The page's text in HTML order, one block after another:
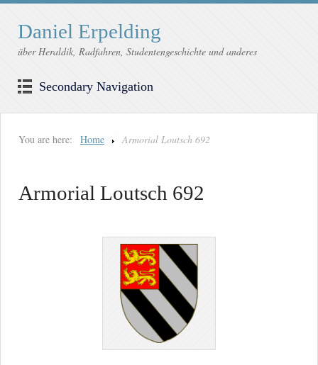
Daniel Erpelding
über Heraldik, Radfahren, Studentengeschichte und anderes
Secondary Navigation
You are here: Home Armorial Loutsch 692
Armorial Loutsch 692